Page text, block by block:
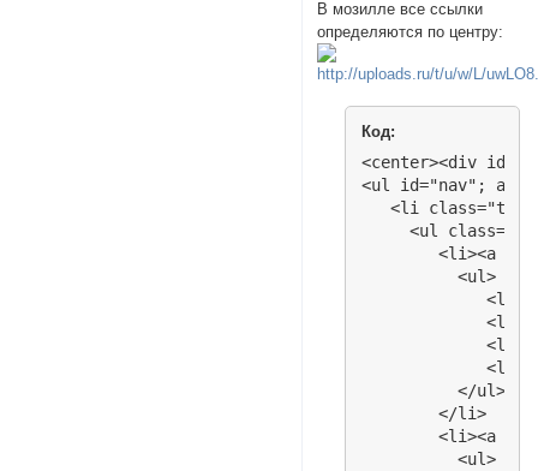
В мозилле все ссылки
определяются по центру:
Код:
<center><div
<ul id="nav";
<li
<ul
<li><a
          <ul>
          </ul>
        </li>
<li><a
          <ul>